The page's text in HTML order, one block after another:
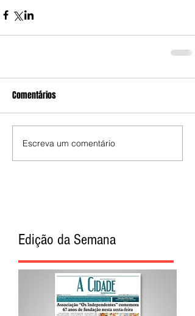
Comentários
Escreva um comentário
Edição da Semana